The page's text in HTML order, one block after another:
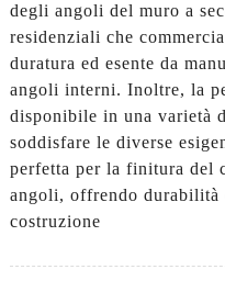
degli angoli del muro a
residenziali che
duratura ed esente da
angoli interni. Inoltre, la
disponibile in una varietà
soddisfare le diverse
perfetta per la finitura del
angoli, offrendo durabilità
costruzione